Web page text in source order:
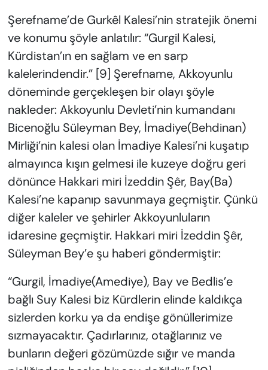
Şerefname’de Gurkêl Kalesi’nin stratejik önemi
ve konumu şöyle anlatılır: “Gurgil Kalesi,
Kürdistan’ın en sağlam ve en sarp
kalelerindendir.” [9] Şerefname, Akkoyunlu
döneminde gerçekleşen bir olayı şöyle
nakleder: Akkoyunlu Devleti’nin kumandanı
Bicenoğlu Süleyman Bey, İmadiye(Behdinan)
Mirliği’nin kalesi olan İmadiye Kalesi’ni kuşatıp
almayınca kışın gelmesi ile kuzeye doğru geri
dönünce Hakkari miri İzeddin Şêr, Bay(Ba)
Kalesi’ne kapanıp savunmaya geçmiştir. Çünkü
diğer kaleler ve şehirler Akkoyunluların
idaresine geçmiştir. Hakkari miri İzeddin Şêr,
Süleyman Bey’e şu haberi göndermiştir:
“Gurgil, İmadiye(Amediye), Bay ve Bedlis’e
bağlı Suy Kalesi biz Kürdlerin elinde kaldıkça
sizlerden korku ya da endişe gönüllerimize
sızmayacaktır. Çadırlarınız, otağlarınız ve
bunların değeri gözümüzde sığır ve manda